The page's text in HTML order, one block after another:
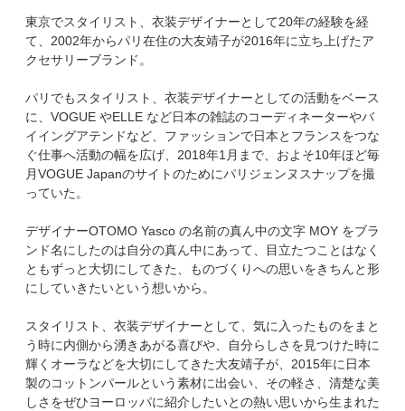
ブランド MOY Paris
カテゴリ
サイズ
掲載雑誌
価格
円～ 円
すべて 新着
SALE商品 予約品
東京でスタイリスト、衣装デザイナーとして20年の経験を経
て、2002年からパリ在住の大友靖子が2016年に立ち上げたア
クセサリーブランド。
パリでもスタイリスト、衣装デザイナーとしての活動をベース
に、VOGUE やELLE など日本の雑誌のコーディネーターやバ
イイングアテンドなど、ファッションで日本とフランスをつな
ぐ仕事へ活動の幅を広げ、2018年1月まで、およそ10年ほど毎
月VOGUE Japanのサイトのためにパリジェンヌスナップを撮
っていた。
デザイナーOTOMO Yasco の名前の真ん中の文字 MOY をブラ
ンド名にしたのは自分の真ん中にあって、目立たつことはなく
ともずっと大切にしてきた、ものづくりへの思いをきちんと形
にしていきたいという想いから。
スタイリスト、衣装デザイナーとして、気に入ったものをまと
う時に内側から湧きあがる喜びや、自分らしさを見つけた時に
輝くオーラなどを大切にしてきた大友靖子が、2015年に日本
製のコットンパールという素材に出会い、その軽さ、清楚な美
しさをぜひヨーロッパに紹介したいとの熱い思いから生まれた